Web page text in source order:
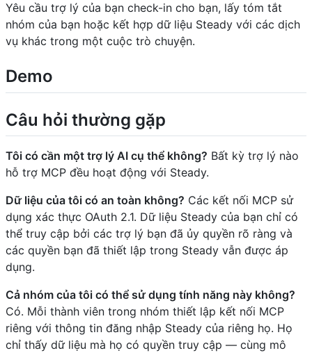
Yêu cầu trợ lý của bạn check-in cho bạn, lấy tóm tắt
nhóm của bạn hoặc kết hợp dữ liệu Steady với các dịch
vụ khác trong một cuộc trò chuyện.
Demo
Câu hỏi thường gặp
Tôi có cần một trợ lý AI cụ thể không? Bất kỳ trợ lý nào
hỗ trợ MCP đều hoạt động với Steady.
Dữ liệu của tôi có an toàn không? Các kết nối MCP sử
dụng xác thực OAuth 2.1. Dữ liệu Steady của bạn chỉ có
thể truy cập bởi các trợ lý bạn đã ủy quyền rõ ràng và
các quyền bạn đã thiết lập trong Steady vẫn được áp
dụng.
Cả nhóm của tôi có thể sử dụng tính năng này không?
Có. Mỗi thành viên trong nhóm thiết lập kết nối MCP
riêng với thông tin đăng nhập Steady của riêng họ. Họ
chỉ thấy dữ liệu mà họ có quyền truy cập — cùng mô